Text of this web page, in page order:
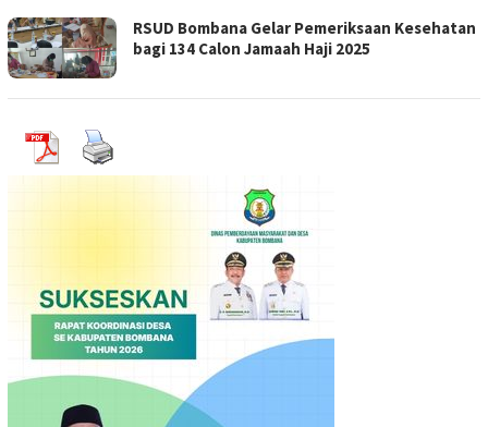
RSUD Bombana Gelar Pemeriksaan Kesehatan
bagi 134 Calon Jamaah Haji 2025